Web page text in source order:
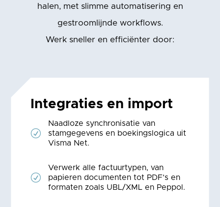
halen, met slimme automatisering en
gestroomlijnde workflows.
Werk sneller en efficiënter door:
Integraties en import
R
Naadloze synchronisatie van
stamgegevens en boekingslogica uit
Visma Net.
R
Verwerk alle factuurtypen, van
papieren documenten tot PDF’s en
formaten zoals UBL/XML en Peppol.